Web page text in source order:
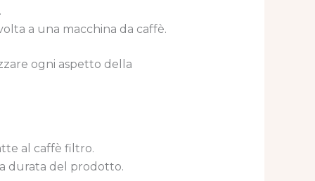
a una macchina da caffè.
ogni aspetto della
al caffè filtro.
durata del prodotto.